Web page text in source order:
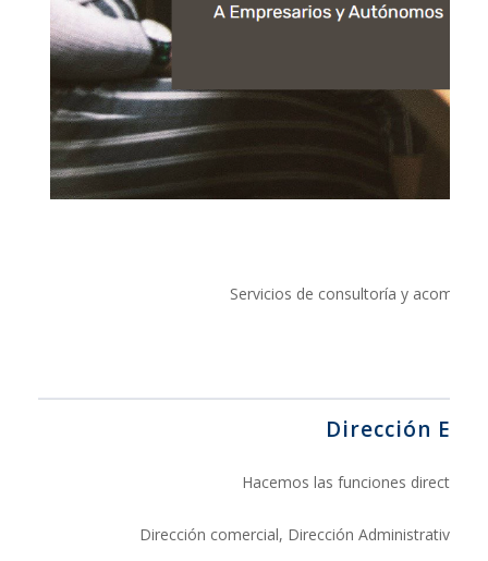
Servicios de consultoría y
Dirección
Hacemos las funciones directivas
Dirección comercial, Dirección Administrativa,